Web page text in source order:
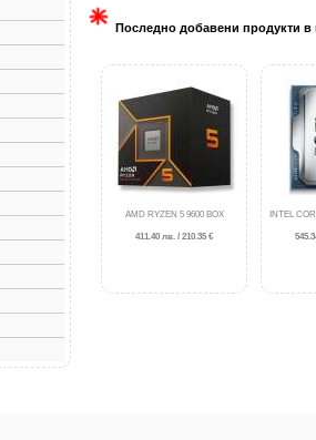
Последно добавени продукти в
AMD RYZEN 5 9600 BOX
411.40 лв. / 210.35 €
INTEL